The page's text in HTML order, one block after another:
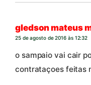
gledson mateus
25 de agosto de 2016 às 12:32
o sampaio vai cair
contrataçoes feitas